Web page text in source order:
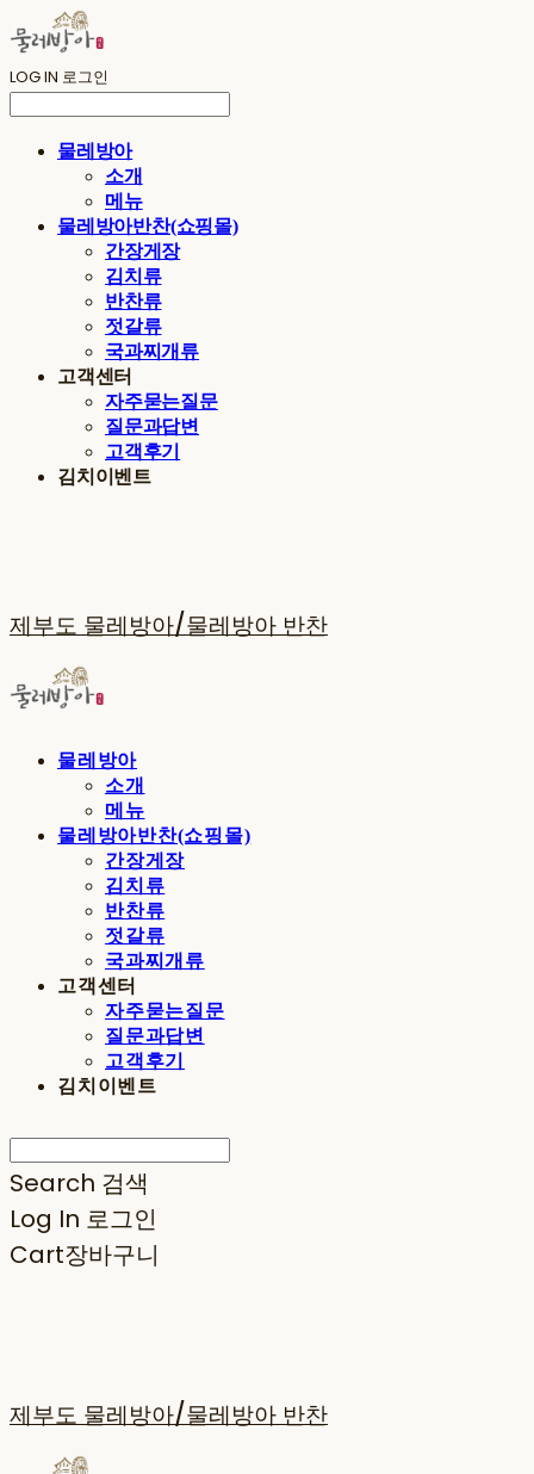
LOG IN 로그인
물레방아
소개
메뉴
물레방아반찬(쇼핑몰)
간장게장
김치류
반찬류
젓갈류
국과찌개류
고객센터
자주묻는질문
질문과답변
고객후기
김치이벤트
제부도 물레방아/물레방아 반찬
물레방아
소개
메뉴
물레방아반찬(쇼핑몰)
간장게장
김치류
반찬류
젓갈류
국과찌개류
고객센터
자주묻는질문
질문과답변
고객후기
김치이벤트
Search 검색
Log In 로그인
Cart장바구니
제부도 물레방아/물레방아 반찬